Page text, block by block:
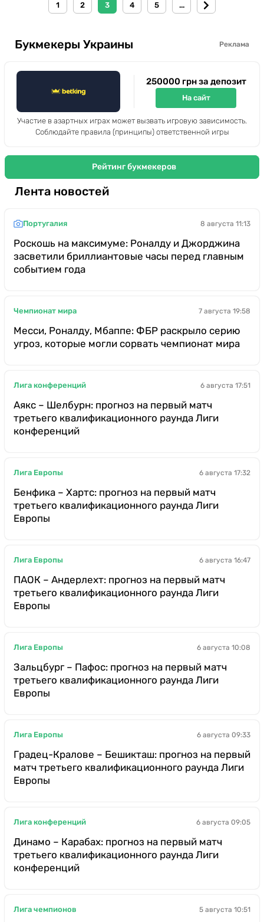
1 2 3 4 5 ...
Букмекеры Украины Реклама
250000 грн за депозит
На сайт
Участие в азартных играх может вызвать игровую зависимость.
Соблюдайте правила (принципы) ответственной игры
Рейтинг букмекеров
Лента новостей
Португалия 8 августа 11:13
Роскошь на максимуме: Роналду и Джорджина
засветили бриллиантовые часы перед главным
событием года
Чемпионат мира 7 августа 19:58
Месси, Роналду, Мбаппе: ФБР раскрыло серию
угроз, которые могли сорвать чемпионат мира
Лига конференций 6 августа 17:51
Аякс – Шелбурн: прогноз на первый матч
третьего квалификационного раунда Лиги
конференций
Лига Европы 6 августа 17:32
Бенфика – Хартс: прогноз на первый матч
третьего квалификационного раунда Лиги
Европы
Лига Европы 6 августа 16:47
ПАОК – Андерлехт: прогноз на первый матч
третьего квалификационного раунда Лиги
Европы
Лига Европы 6 августа 10:08
Зальцбург – Пафос: прогноз на первый матч
третьего квалификационного раунда Лиги
Европы
Лига Европы 6 августа 09:33
Градец-Кралове – Бешикташ: прогноз на первый
матч третьего квалификационного раунда Лиги
Европы
Лига конференций 6 августа 09:05
Динамо – Карабах: прогноз на первый матч
третьего квалификационного раунда Лиги
конференций
Лига чемпионов 5 августа 10:51